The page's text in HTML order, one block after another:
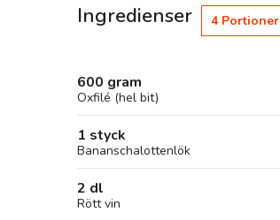
Ingredienser 4 Portioner
600 gram
Oxfilé (hel bit)
1 styck
Bananschalottenlök
2 dl
Rött vin